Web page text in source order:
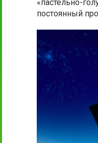
«пастельно-
постоянный